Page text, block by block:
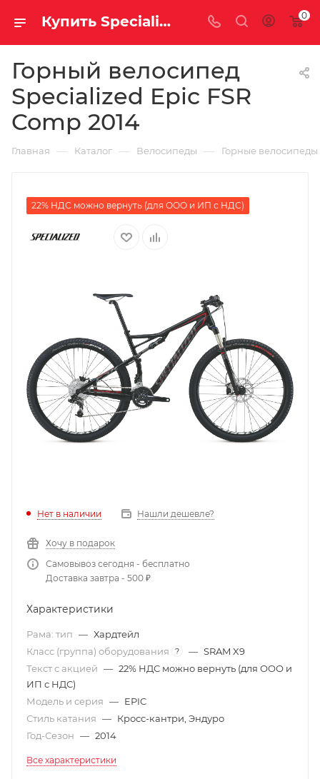
Купить Specialized Epic FSR Comp 2014 за рублей, а со скидкой 0
Горный велосипед
Specialized Epic FSR
Comp 2014
Главная — Каталог — Велосипеды — Горные велосипеды
22% НДС можно вернуть (для ООО и ИП с НДС)
Нет в наличии Нашли дешевле?
Хочу в подарок
Самовывоз сегодня - бесплатно
Доставка завтра - 500 ₽
Характеристики
Рама: тип — Хардтейл
Класс (группа) оборудования
? — SRAM X9
Текст с акцией — 22% НДС можно вернуть (для ООО и
ИП с НДС)
Модель и серия — EPIC
Стиль катания — Кросс-кантри, Эндуро
Год-Сезон — 2014
Все характеристики